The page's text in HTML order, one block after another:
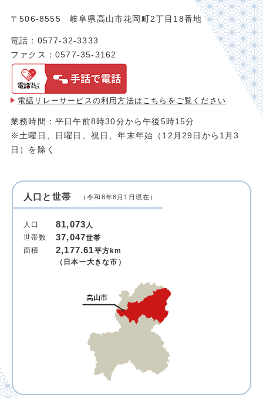
〒506-8555 岐阜県高山市花岡町2丁目18番地
電話：0577-32-3333
ファクス：0577-35-3162
電話リレーサービスの利用方法は こちらをご覧ください
業務時間：平日午前8時30分から午後5時15分
※土曜日、日曜日、祝日、年末年始（12月29日から1月3
日）を除く
人口と世帯 （令和8年8月1日現在）
人口 81,073 人
世帯数
37,047世帯
面積
2,177.61平方km
（日本一大きな市）